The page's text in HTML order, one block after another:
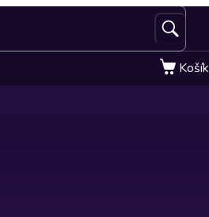
Košík